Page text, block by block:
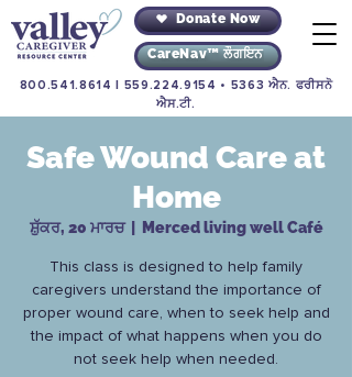
Donate Now
CareNav™ ਲੌਗਇਨ
800.541.8614 559.224.9154 • 5363 ਐਨ. ਫਰੀਸਨੋ
ਐਸ.ਟੀ.
Safe Wound Care at
Home
ਸ਼ੁੱਕਰ, 20 ਮਾਰਚ
  |
Merced living well Café
This class is designed to help family
caregivers understand the importance of
proper wound care, when to seek help and
the impact of what happens when you do
not seek help when needed.